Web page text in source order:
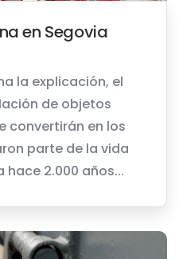
en Segovia
la explicación, el
de objetos
convertirán en los
parte de la vida
hace 2.000 años...